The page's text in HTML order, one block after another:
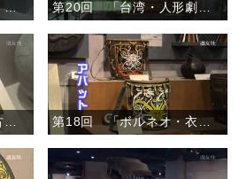
第21回 「オリエント・注口土器とリュトン」 第20回 「台湾・人形劇の人形」